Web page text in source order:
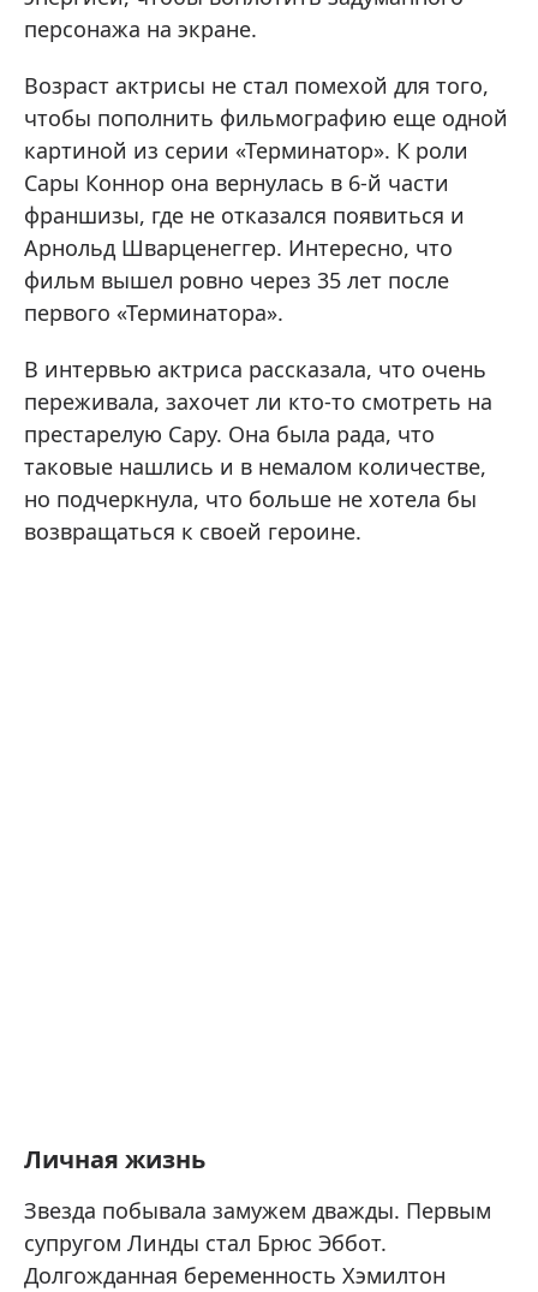
персонажа на экране.
Возраст актрисы не стал помехой для того,
чтобы пополнить фильмографию еще одной
картиной из серии «Терминатор». К роли
Сары Коннор она вернулась в 6-й части
франшизы, где не отказался появиться и
Арнольд Шварценеггер. Интересно, что
фильм вышел ровно через 35 лет после
первого «Терминатора».
В интервью актриса рассказала, что очень
переживала, захочет ли кто-то смотреть на
престарелую Сару. Она была рада, что
таковые нашлись и в немалом количестве,
но подчеркнула, что больше не хотела бы
возвращаться к своей героине.
Личная жизнь
Звезда побывала замужем дважды. Первым
супругом Линды стал Брюс Эббот.
Долгожданная беременность Хэмилтон